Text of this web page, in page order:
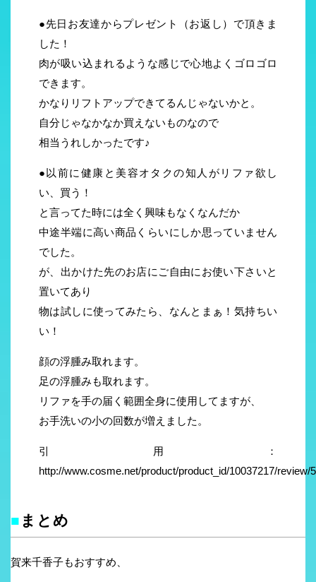
●先日お友達からプレゼント（お返し）で頂きま
した！
肉が吸い込まれるような感じで心地よくゴロゴロ
できます。
かなりリフトアップできてるんじゃないかと。
自分じゃなかなか買えないものなので
相当うれしかったです♪
●以前に健康と美容オタクの知人がリファ欲し
い、買う！
と言ってた時には全く興味もなくなんだか
中途半端に高い商品くらいにしか思っていません
でした。
が、出かけた先のお店にご自由にお使い下さいと
置いてあり
物は試しに使ってみたら、なんとまぁ！気持ちい
い！
顔の浮腫み取れます。
足の浮腫みも取れます。
リファを手の届く範囲全身に使用してますが、
お手洗いの小の回数が増えました。
引用：
http://www.cosme.net/product/product_id/10037217/review/
■ まとめ
賀来千香子もおすすめ、